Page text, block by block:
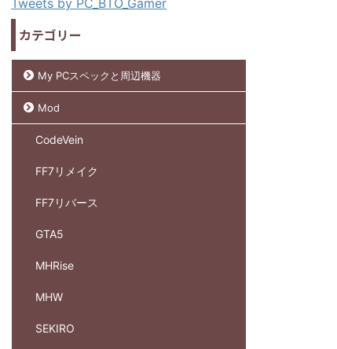
Tweets by PC_BTO_Gamer
カテゴリー
My PCスペックと周辺機器
Mod
CodeVein
FF7リメイク
FF7リバース
GTA5
MHRise
MHW
SEKIRO